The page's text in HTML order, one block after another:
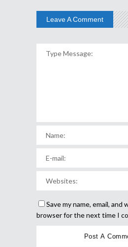
Leave A Comment
Save my name, email, and
browser for the next time I